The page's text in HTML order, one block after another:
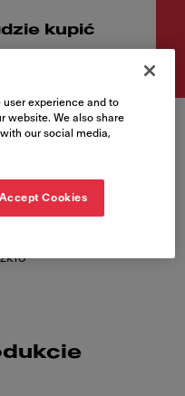
kupić
user experience and to
website. We also share
our social media,
Accept Cookies